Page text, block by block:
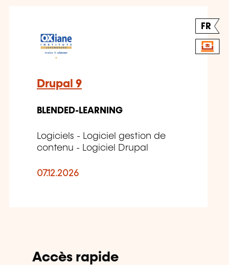
FR
Drupal 9
BLENDED-LEARNING
Logiciels - Logiciel gestion de
contenu - Logiciel Drupal
07.12.2026
Accès rapide